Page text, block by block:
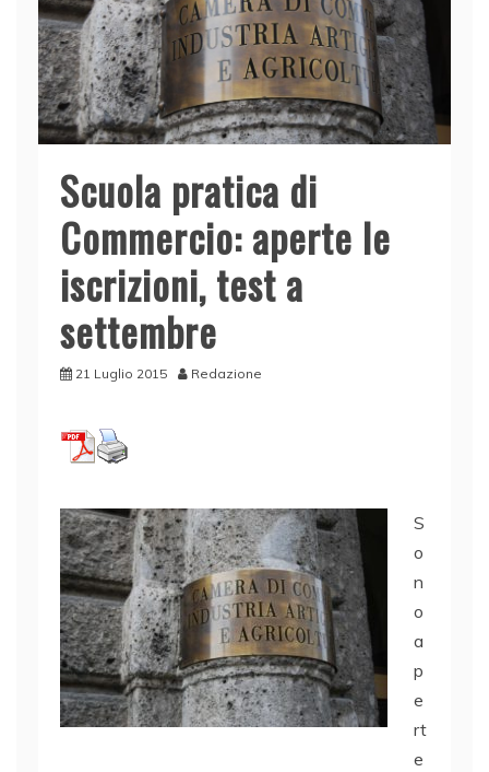
Scuola pratica di
Commercio: aperte le
iscrizioni, test a
settembre
21 Luglio 2015 Redazione
S
o
n
o
a
p
e
rt
e